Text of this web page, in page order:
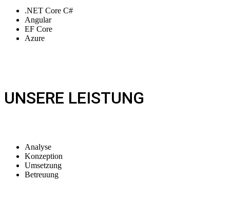
.NET Core C#
Angular
EF Core
Azure
UNSERE LEISTUNG
Analyse
Konzeption
Umsetzung
Betreuung